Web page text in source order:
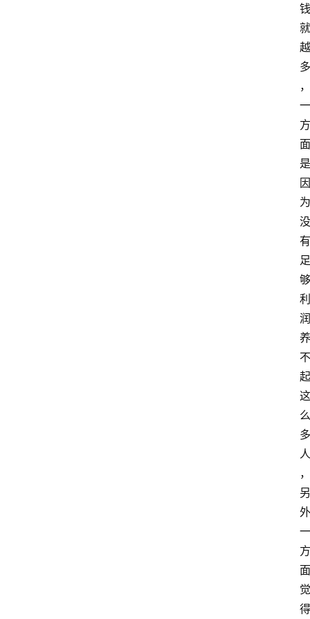
钱
就
越
多
，
一
方
面
是
因
为
没
有
足
够
利
润
养
不
起
这
么
多
人
，
另
外
一
方
面
觉
得